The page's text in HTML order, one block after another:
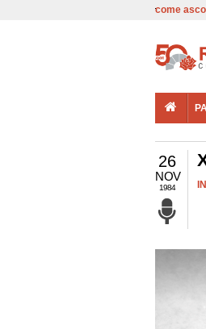
come
26
NOV
1984